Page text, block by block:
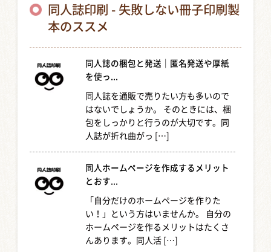
同人誌印刷 - 失敗しない冊子印刷製
本のススメ
同人誌の梱包と発送｜匿名発送や厚紙
を使っ...
同人誌を通販で売りたい方も多いので
はないでしょうか。 そのときには、梱
包をしっかりと行うのが大切です。同
人誌が折れ曲がっ […]
同人ホームページを作成するメリット
とおす...
「自分だけのホームページを作りた
い！」という方はいませんか。 自分の
ホームページを作るメリットはたくさ
んあります。同人活 […]